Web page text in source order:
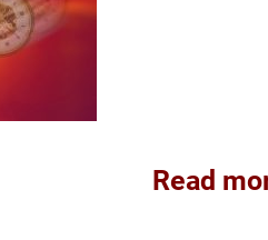
Read